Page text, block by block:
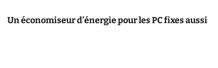
Un économiseur d’énergie pour les PC fixes aussi